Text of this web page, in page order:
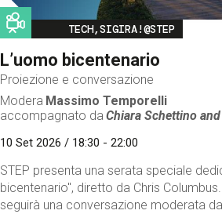
Image
TECH,SIGIRA!@STEP
L’uomo bicentenario
Proiezione e conversazione
Modera Massimo Temporelli
accompagnato da Chiara Schettino
10 Set 2026 / 18:30 - 22:00
STEP presenta una serata speciale
bicentenario", diretto da Chris
seguirà una conversazione moderata